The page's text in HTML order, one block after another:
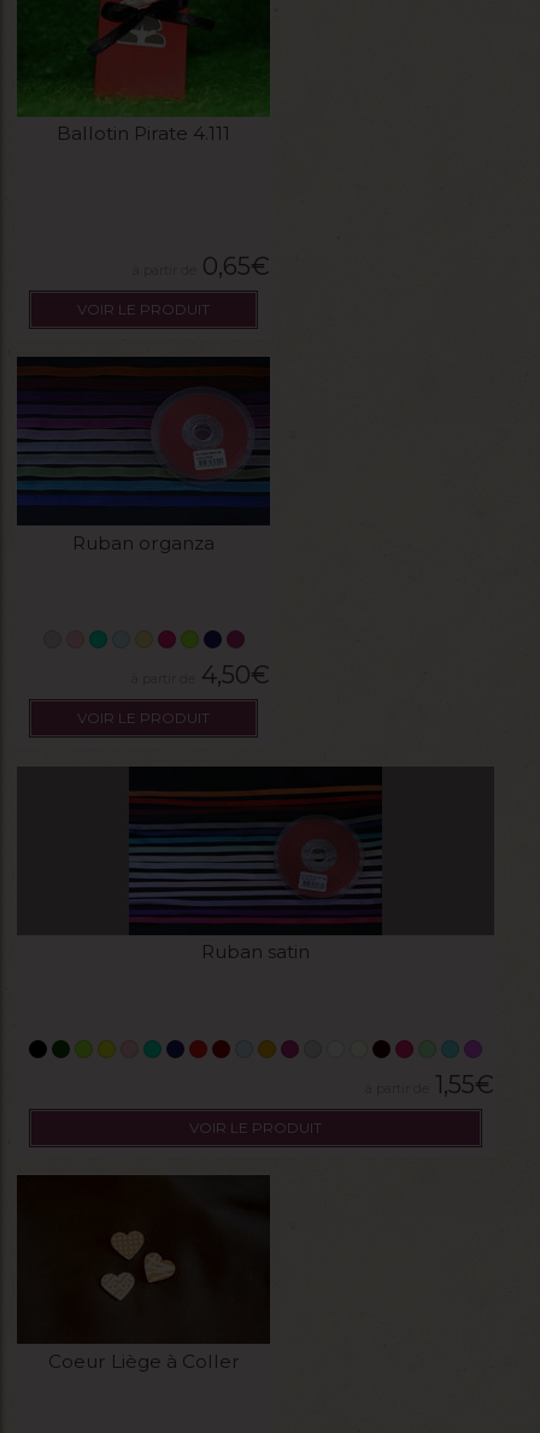
Ballotin Pirate 4.111
0,65€
VOIR LE PRODUIT
Ruban organza
4,50€
VOIR LE PRODUIT
Ruban satin
1,55€
VOIR LE PRODUIT
Coeur Liège à Coller